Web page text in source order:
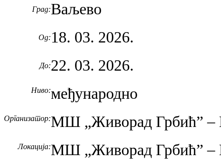
Град:Ваљево
Од:18. 03. 2026.
До:22. 03. 2026.
Ниво:међународно
Организатор:МШ „Живорад Грбић” –
Локација:МШ „Живорад Грбић” –